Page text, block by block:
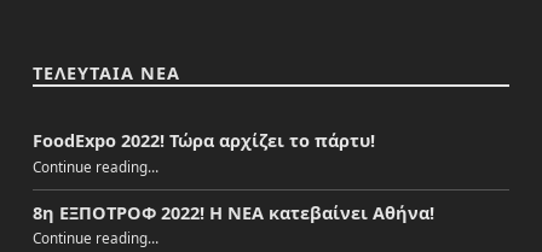
ΤΕΛΕΥΤΑΙΑ ΝΕΑ
FoodExpo 2022! Τώρα αρχίζει το πάρτυ!
Continue reading“FoodExpo 2022! Τώρα αρχίζει το πάρτυ!”
…
8η ΕΞΠΟΤΡΟΦ 2022! Η ΝΕΑ κατεβαίνει Αθήνα!
Continue reading“8η ΕΞΠΟΤΡΟΦ 2022! Η ΝΕΑ κατεβαίνει Αθήνα!”
…